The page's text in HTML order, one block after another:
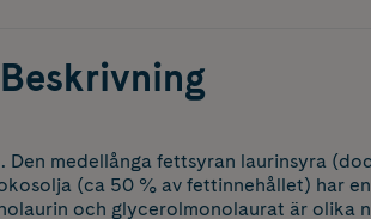
Beskrivning
Den medellånga fettsyran laurinsyra
(ca 50 % av fettinnehållet) har
och glycerolmonolaurat är olika